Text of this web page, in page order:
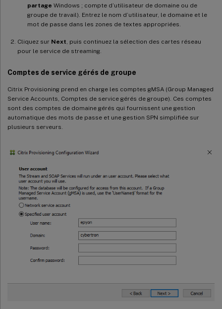
partage Windows ; compte d’utilisateur de domaine ou de
groupe de travail). Entrez le nom d’utilisateur, le domaine et le
mot de passe dans les zones de textes appropriées.
Cliquez sur Next, puis continuez la sélection des cartes réseau
pour le service de streaming.
Comptes de service gérés de groupe
Citrix Provisioning prend en charge les comptes gMSA (Group Managed
Service Accounts, Comptes de service gérés de groupe). Ces comptes
sont des comptes de domaine gérés qui fournissent une gestion
automatique des mots de passe et une gestion SPN simplifiée sur
plusieurs serveurs.